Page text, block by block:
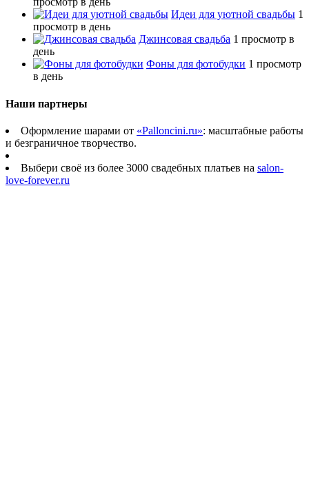
Идеи для уютной свадьбы 1
просмотр в день
Джинсовая свадьба 1 просмотр в
день
Фоны для фотобудки 1 просмотр
в день
Наши партнеры
Оформление шарами от «Palloncini.ru»: масштабные работы
и безграничное творчество.
Выбери своё из более 3000 свадебных платьев на salon-
love-forever.ru